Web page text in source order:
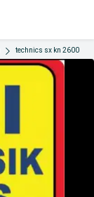
technics sx kn 2600